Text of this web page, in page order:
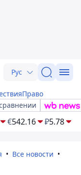
Рус
Право
€542.16 ₽5.78
Все новости